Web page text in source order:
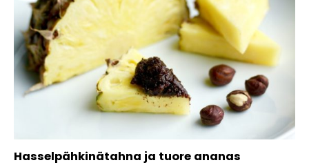
Hasselpähkinätahna ja tuore ananas